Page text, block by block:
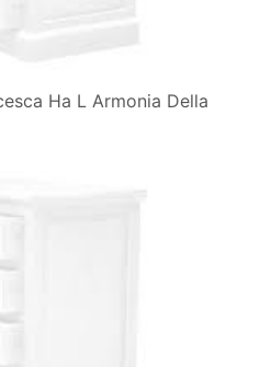
Ha L Armonia Della